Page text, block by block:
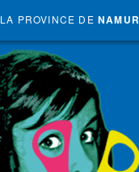
LA PROVINCE DE NAMUR